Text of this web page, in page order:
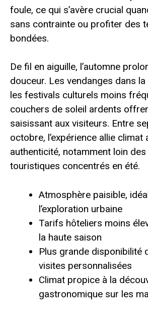
foule, ce qui s’avère crucial
sans contrainte ou profiter des
bondées.
De fil en aiguille, l’automne
douceur. Les vendanges dans
les festivals culturels moins
couchers de soleil ardents
saisissant aux visiteurs. Entre
octobre, l’expérience allie climat
authenticité, notamment loin
touristiques concentrés en été.
Atmosphère paisible,
l’exploration urbaine
Tarifs hôteliers moins
la haute saison
Plus grande disponibilité
visites personnalisées
Climat propice à la
gastronomique sur les